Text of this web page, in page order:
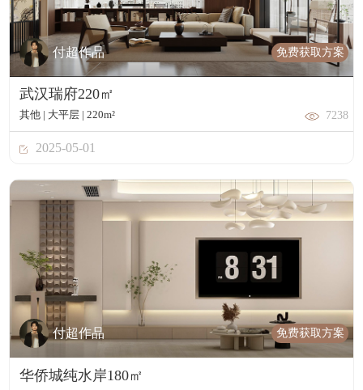
付超作品 免费获取方案
武汉瑞府220㎡
其他 | 大平层 | 220m² 7238
2025-05-01
付超作品 免费获取方案
华侨城纯水岸180㎡